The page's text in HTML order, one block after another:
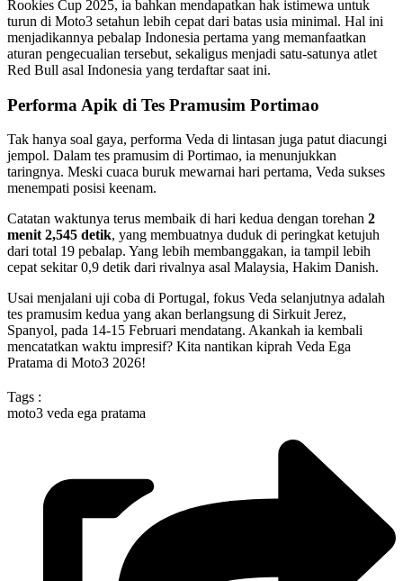
Rookies Cup 2025, ia bahkan mendapatkan hak istimewa untuk
turun di Moto3 setahun lebih cepat dari batas usia minimal. Hal ini
menjadikannya pebalap Indonesia pertama yang memanfaatkan
aturan pengecualian tersebut, sekaligus menjadi satu-satunya atlet
Red Bull asal Indonesia yang terdaftar saat ini.
Performa Apik di Tes Pramusim Portimao
Tak hanya soal gaya, performa Veda di lintasan juga patut diacungi
jempol. Dalam tes pramusim di Portimao, ia menunjukkan
taringnya. Meski cuaca buruk mewarnai hari pertama, Veda sukses
menempati posisi keenam.
Catatan waktunya terus membaik di hari kedua dengan torehan 2
menit 2,545 detik, yang membuatnya duduk di peringkat ketujuh
dari total 19 pebalap. Yang lebih membanggakan, ia tampil lebih
cepat sekitar 0,9 detik dari rivalnya asal Malaysia, Hakim Danish.
Usai menjalani uji coba di Portugal, fokus Veda selanjutnya adalah
tes pramusim kedua yang akan berlangsung di Sirkuit Jerez,
Spanyol, pada 14-15 Februari mendatang. Akankah ia kembali
mencatatkan waktu impresif? Kita nantikan kiprah Veda Ega
Pratama di Moto3 2026!
Tags :
moto3 veda ega pratama